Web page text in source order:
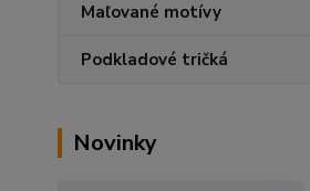
Maľované motívy
Podkladové tričká
Novinky